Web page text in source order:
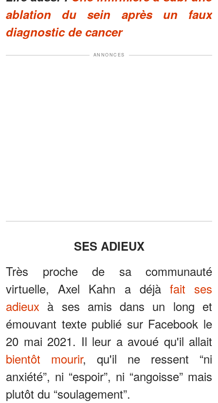
ablation du sein après un faux
diagnostic de cancer
ANNONCES
SES ADIEUX
Très proche de sa communauté
virtuelle, Axel Kahn a déjà fait ses
adieux à ses amis dans un long et
émouvant texte publié sur Facebook le
20 mai 2021. Il leur a avoué qu'il allait
bientôt mourir, qu'il ne ressent “ni
anxiété”, ni “espoir”, ni “angoisse” mais
plutôt du “soulagement”.